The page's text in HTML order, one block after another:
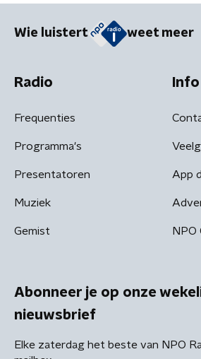
Wie luistert weet meer
Radio
Frequenties
Programma's
Presentatoren
Muziek
Gemist
Info
App
NPO
Abonneer je op onze
nieuwsbrief
Elke zaterdag het beste van NPO